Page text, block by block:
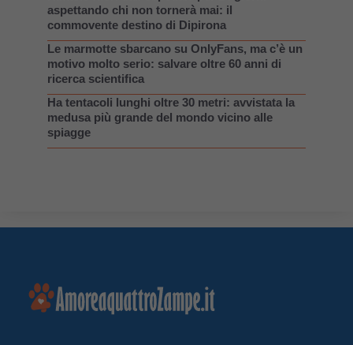
aspettando chi non tornerà mai: il
commovente destino di Dipirona
Le marmotte sbarcano su OnlyFans, ma c’è un
motivo molto serio: salvare oltre 60 anni di
ricerca scientifica
Ha tentacoli lunghi oltre 30 metri: avvistata la
medusa più grande del mondo vicino alle
spiagge